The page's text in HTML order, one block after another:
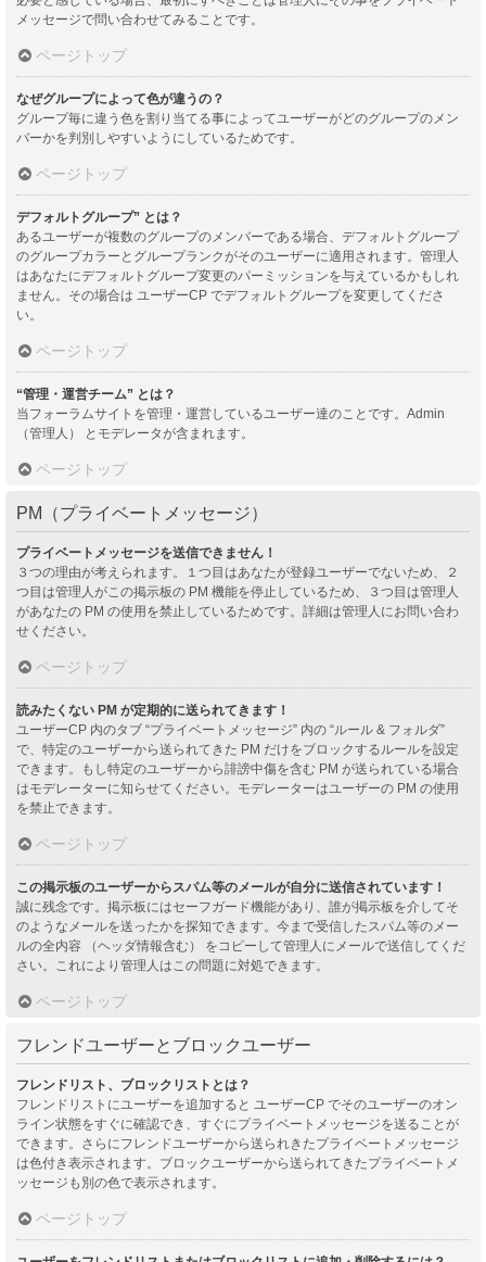
メッセージで問い合わせてみることです。
ページトップ
なぜグループによって色が違うの？
グループ毎に違う色を割り当てる事によってユーザーがどのグループのメン
バーかを判別しやすいようにしているためです。
ページトップ
デフォルトグループ” とは？
あるユーザーが複数のグループのメンバーである場合、デフォルトグループ
のグループカラーとグループランクがそのユーザーに適用されます。管理人
はあなたにデフォルトグループ変更のパーミッションを与えているかもしれ
ません。その場合は ユーザーCP でデフォルトグループを変更してくださ
い。
ページトップ
“管理・運営チーム” とは？
当フォーラムサイトを管理・運営しているユーザー達のことです。Admin
（管理人） とモデレータが含まれます。
ページトップ
PM（プライベートメッセージ）
プライベートメッセージを送信できません！
３つの理由が考えられます。１つ目はあなたが登録ユーザーでないため、２
つ目は管理人がこの掲示板の PM 機能を停止しているため、３つ目は管理人
があなたの PM の使用を禁止しているためです。詳細は管理人にお問い合わ
せください。
ページトップ
読みたくない PM が定期的に送られてきます！
ユーザーCP 内のタブ “プライベートメッセージ” 内の “ルール & フォルダ”
で、特定のユーザーから送られてきた PM だけをブロックするルールを設定
できます。もし特定のユーザーから誹謗中傷を含む PM が送られている場合
はモデレーターに知らせてください。モデレーターはユーザーの PM の使用
を禁止できます。
ページトップ
この掲示板のユーザーからスパム等のメールが自分に送信されています！
誠に残念です。掲示板にはセーフガード機能があり、誰が掲示板を介してそ
のようなメールを送ったかを探知できます。今まで受信したスパム等のメー
ルの全内容 （ヘッダ情報含む） をコピーして管理人にメールで送信してくだ
さい。これにより管理人はこの問題に対処できます。
ページトップ
フレンドユーザーとブロックユーザー
フレンドリスト、ブロックリストとは？
フレンドリストにユーザーを追加すると ユーザーCP でそのユーザーのオン
ライン状態をすぐに確認でき、すぐにプライベートメッセージを送ることが
できます。さらにフレンドユーザーから送られきたプライベートメッセージ
は色付き表示されます。ブロックユーザーから送られてきたプライベートメ
ッセージも別の色で表示されます。
ページトップ